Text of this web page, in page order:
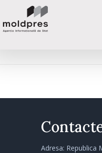
Adresa: Republica